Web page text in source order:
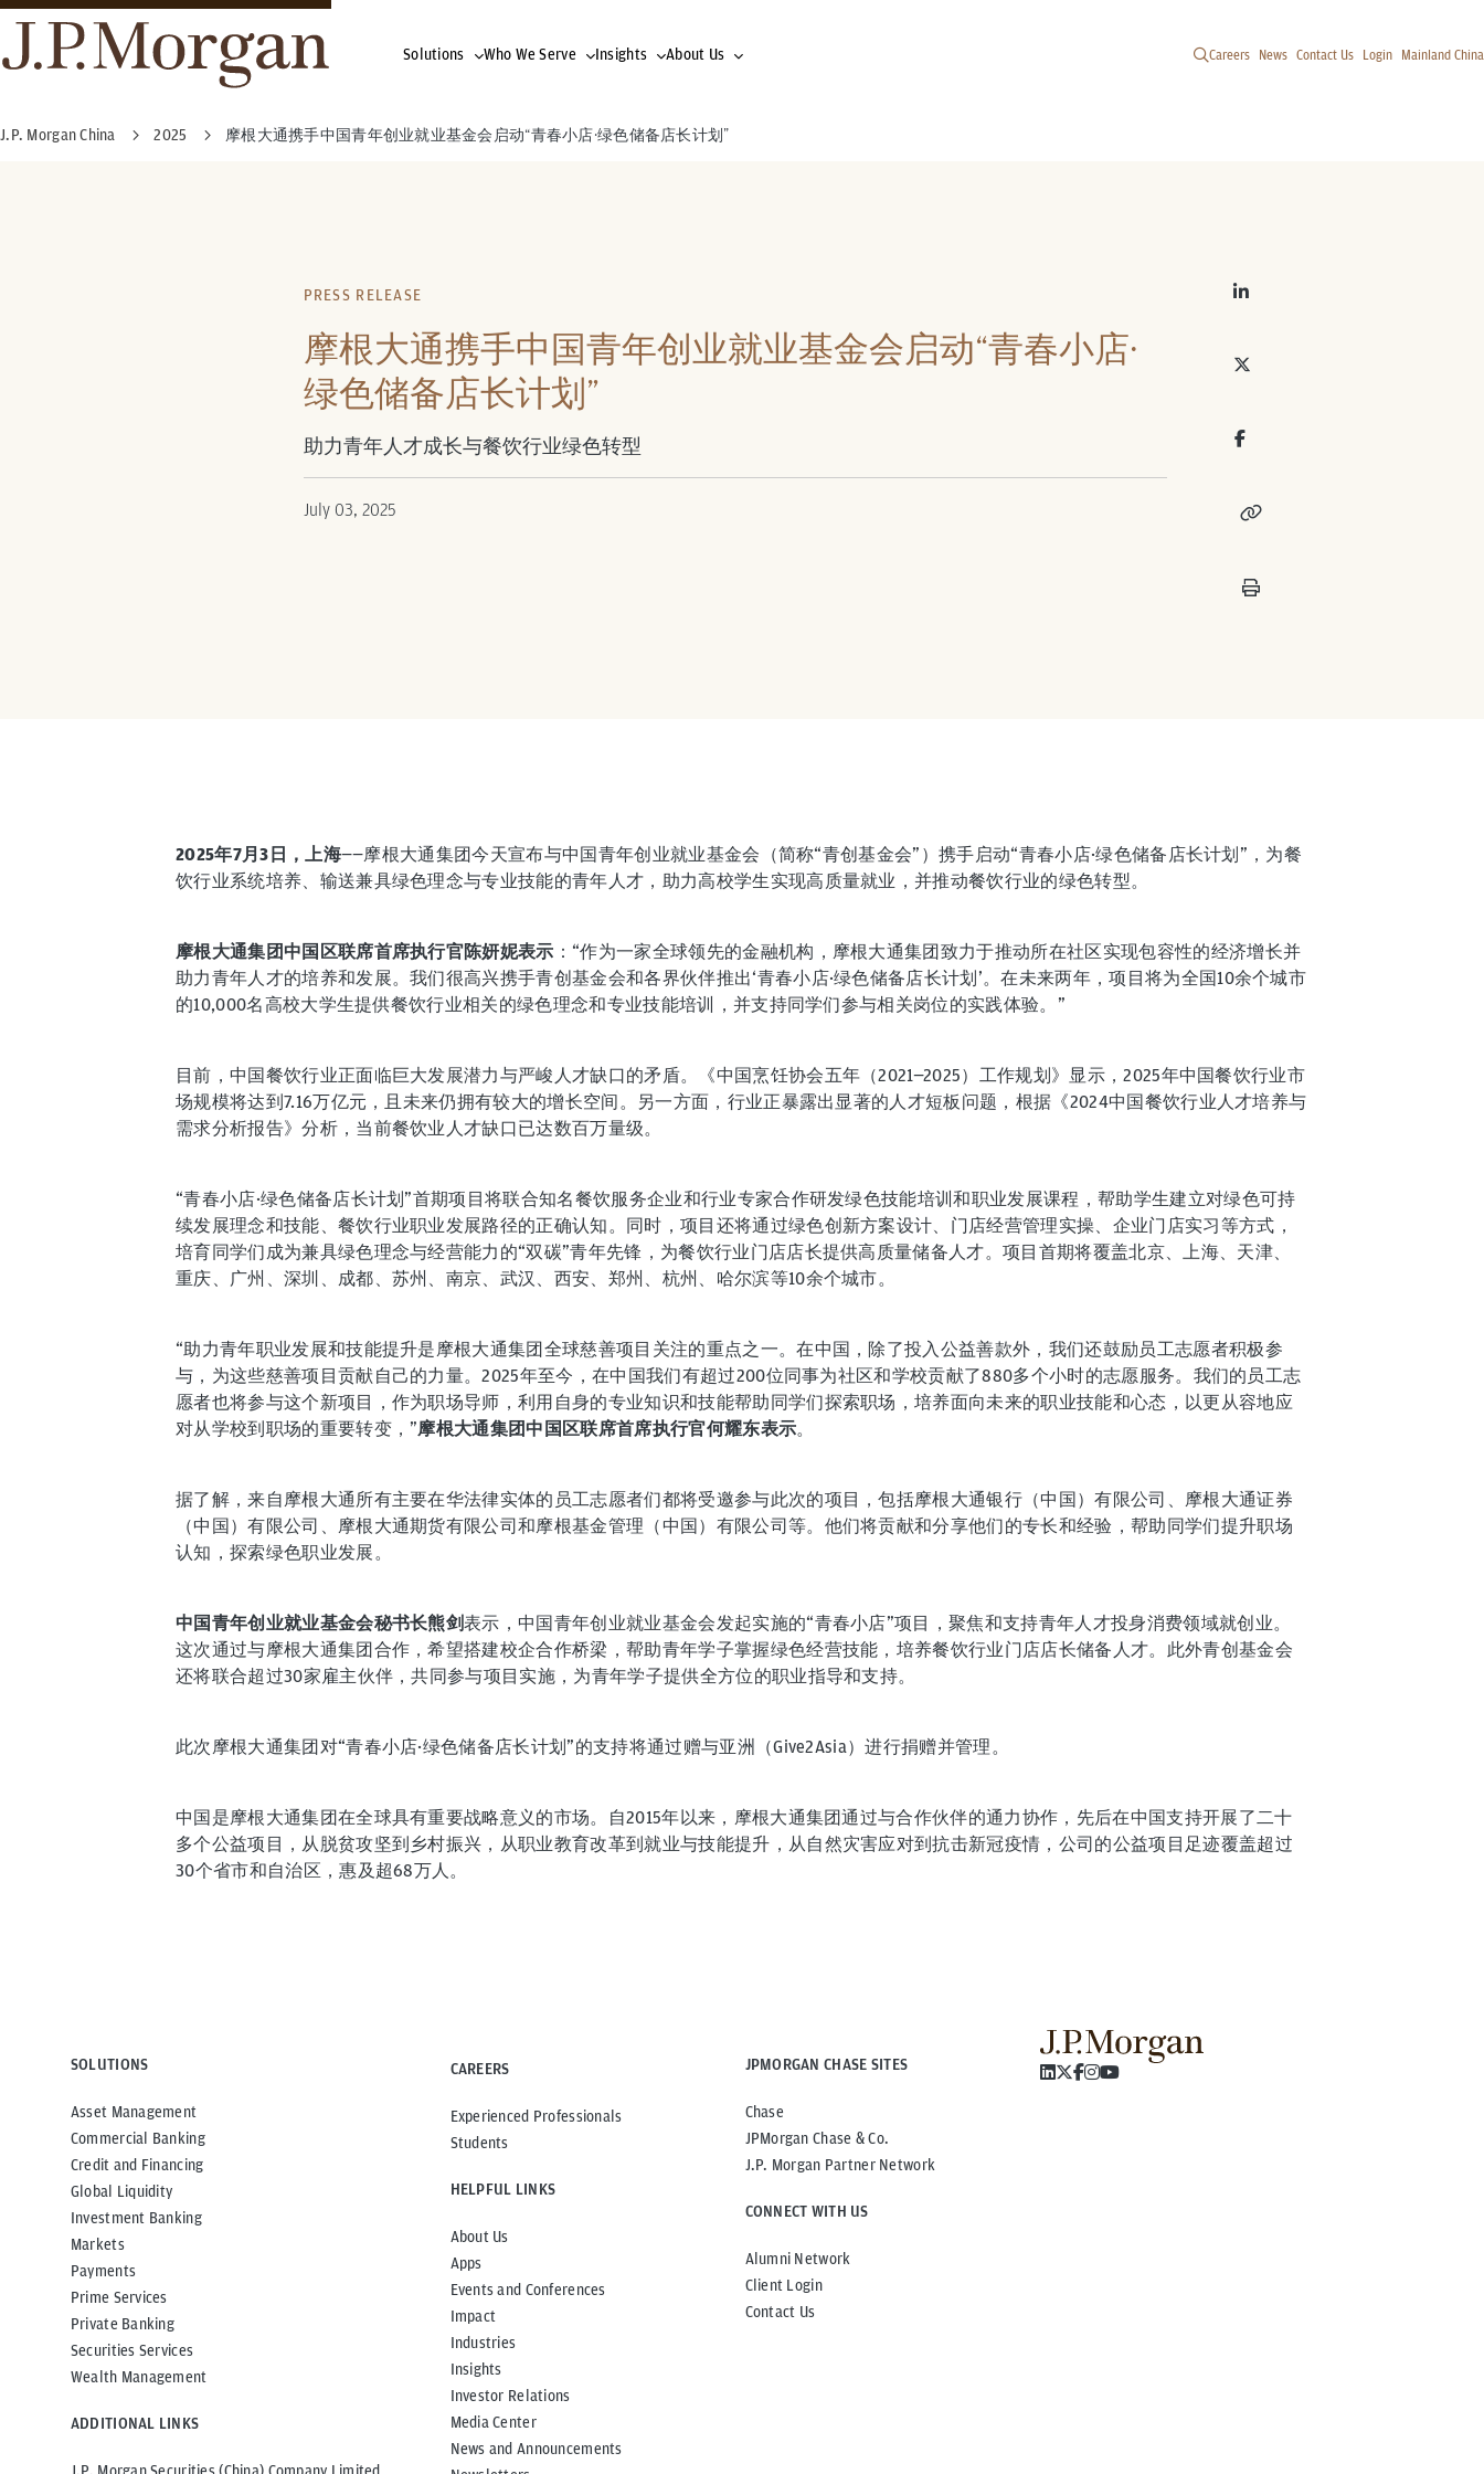
Solutions Who We Serve Insights About Us Careers News Contact Us Login Mainland China
J.P. Morgan China 2025 摩根大通携手中国青年创业就业基金会启动“青春小店·绿色储备店长计划”
PRESS RELEASE
摩根大通携手中国青年创业就业基金会启动“青春小店·
绿色储备店长计划”
助力青年人才成长与餐饮行业绿色转型
July 03, 2025
2025年7月3日，上海——摩根大通集团今天宣布与中国青年创业就业基金会（简称“青创基金会”）携手启动“青春小店·绿色储备店长计划”，为餐
饮行业系统培养、输送兼具绿色理念与专业技能的青年人才，助力高校学生实现高质量就业，并推动餐饮行业的绿色转型。
摩根大通集团中国区联席首席执行官陈妍妮表示 ：“作为一家全球领先的金融机构，摩根大通集团致力于推动所在社区实现包容性的经济增长并
助力青年人才的培养和发展。我们很高兴携手青创基金会和各界伙伴推出‘青春小店·绿色储备店长计划’。在未来两年，项目将为全国10余个城市
的10,000名高校大学生提供餐饮行业相关的绿色理念和专业技能培训，并支持同学们参与相关岗位的实践体验。”
目前，中国餐饮行业正面临巨大发展潜力与严峻人才缺口的矛盾。《中国烹饪协会五年（2021—2025）工作规划》显示，2025年中国餐饮行业市
场规模将达到7.16万亿元，且未来仍拥有较大的增长空间。另一方面，行业正暴露出显著的人才短板问题，根据《2024中国餐饮行业人才培养与
需求分析报告》分析，当前餐饮业人才缺口已达数百万量级。
“青春小店·绿色储备店长计划”首期项目将联合知名餐饮服务企业和行业专家合作研发绿色技能培训和职业发展课程，帮助学生建立对绿色可持
续发展理念和技能、餐饮行业职业发展路径的正确认知。同时，项目还将通过绿色创新方案设计、门店经营管理实操、企业门店实习等方式，
培育同学们成为兼具绿色理念与经营能力的“双碳”青年先锋，为餐饮行业门店店长提供高质量储备人才。项目首期将覆盖北京、上海、天津、
重庆、广州、深圳、成都、苏州、南京、武汉、西安、郑州、杭州、哈尔滨等10余个城市。
“助力青年职业发展和技能提升是摩根大通集团全球慈善项目关注的重点之一。在中国，除了投入公益善款外，我们还鼓励员工志愿者积极参
与，为这些慈善项目贡献自己的力量。2025年至今，在中国我们有超过200位同事为社区和学校贡献了880多个小时的志愿服务。我们的员工志
愿者也将参与这个新项目，作为职场导师，利用自身的专业知识和技能帮助同学们探索职场，培养面向未来的职业技能和心态，以更从容地应
对从学校到职场的重要转变，”摩根大通集团中国区联席首席执行官何耀东表示。
据了解，来自摩根大通所有主要在华法律实体的员工志愿者们都将受邀参与此次的项目，包括摩根大通银行（中国）有限公司、摩根大通证券
（中国）有限公司、摩根大通期货有限公司和摩根基金管理（中国）有限公司等。他们将贡献和分享他们的专长和经验，帮助同学们提升职场
认知，探索绿色职业发展。
中国青年创业就业基金会秘书长熊剑表示，中国青年创业就业基金会发起实施的“青春小店”项目，聚焦和支持青年人才投身消费领域就创业。
这次通过与摩根大通集团合作，希望搭建校企合作桥梁，帮助青年学子掌握绿色经营技能，培养餐饮行业门店店长储备人才。此外青创基金会
还将联合超过30家雇主伙伴，共同参与项目实施，为青年学子提供全方位的职业指导和支持。
此次摩根大通集团对“青春小店·绿色储备店长计划”的支持将通过赠与亚洲（Give2Asia）进行捐赠并管理。
中国是摩根大通集团在全球具有重要战略意义的市场。自2015年以来，摩根大通集团通过与合作伙伴的通力协作，先后在中国支持开展了二十
多个公益项目，从脱贫攻坚到乡村振兴，从职业教育改革到就业与技能提升，从自然灾害应对到抗击新冠疫情，公司的公益项目足迹覆盖超过
30个省市和自治区，惠及超68万人。
SOLUTIONS
Asset Management
Commercial Banking
Credit and Financing
Global Liquidity
Investment Banking
Markets
Payments
Prime Services
Private Banking
Securities Services
Wealth Management
ADDITIONAL LINKS
CAREERS
Experienced Professionals
Students
HELPFUL LINKS
About Us
Apps
Events and Conferences
Impact
Industries
Insights
Investor Relations
Media Center
News and Announcements
JPMORGAN CHASE SITES
Chase
JPMorgan Chase & Co.
J.P. Morgan Partner Network
CONNECT WITH US
Alumni Network
Client Login
Contact Us